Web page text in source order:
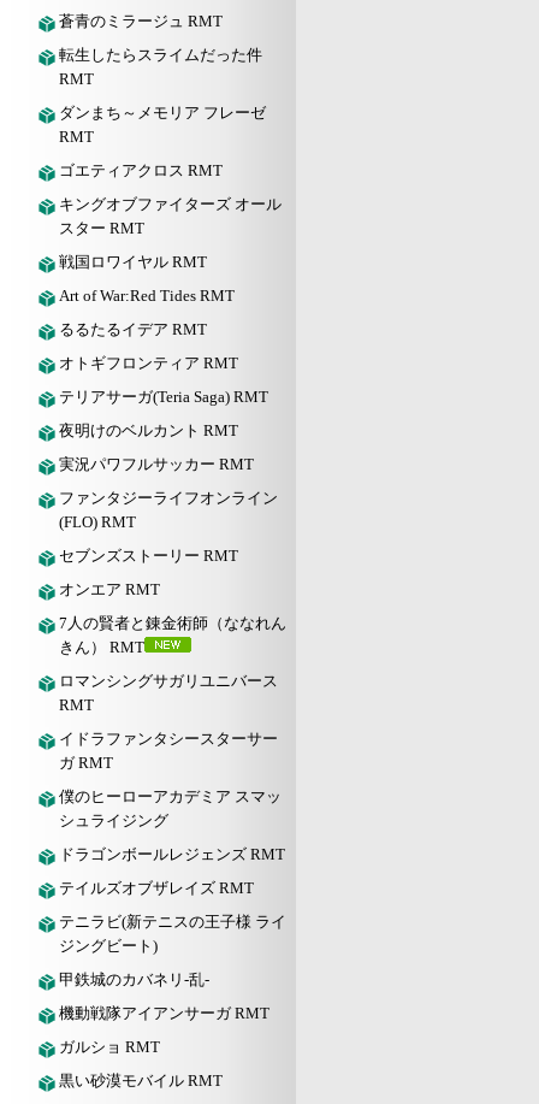
蒼青のミラージュ RMT
転生したらスライムだった件
RMT
ダンまち～メモリア フレーゼ
RMT
ゴエティアクロス RMT
キングオブファイターズ オール
スター RMT
戦国ロワイヤル RMT
Art of War:Red Tides RMT
るるたるイデア RMT
オトギフロンティア RMT
テリアサーガ(Teria Saga) RMT
夜明けのベルカント RMT
実況パワフルサッカー RMT
ファンタジーライフオンライン
(FLO) RMT
セブンズストーリー RMT
オンエア RMT
7人の賢者と錬金術師（ななれん
きん） RMT
ロマンシングサガリユニバース
RMT
イドラファンタシースターサー
ガ RMT
僕のヒーローアカデミア スマッ
シュライジング
ドラゴンボールレジェンズ RMT
テイルズオブザレイズ RMT
テニラビ(新テニスの王子様 ライ
ジングビート)
甲鉄城のカバネリ-乱-
機動戦隊アイアンサーガ RMT
ガルショ RMT
黒い砂漠モバイル RMT